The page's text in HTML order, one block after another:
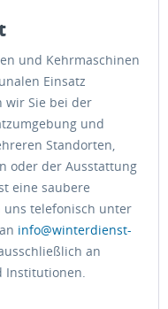
und Kehrmaschinen
Einsatz
wir Sie bei der
und
Standorten,
oder der Ausstattung
eine saubere
uns telefonisch unter
info@winterdienst-
an
Institutionen.